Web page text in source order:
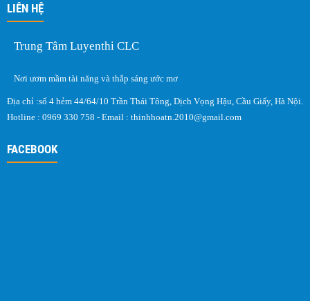
LIÊN HỆ
Trung Tâm Luyenthi CLC
Nơi ươm mầm tài năng và thắp sáng ước mơ
Địa chỉ :số 4 hẻm 44/64/10 Trần Thái Tông, Dịch Vọng Hậu, Cầu Giấy, Hà Nội.
Hotline : 0969 330 758 - Email : thinhhoatn.2010@gmail.com
FACEBOOK